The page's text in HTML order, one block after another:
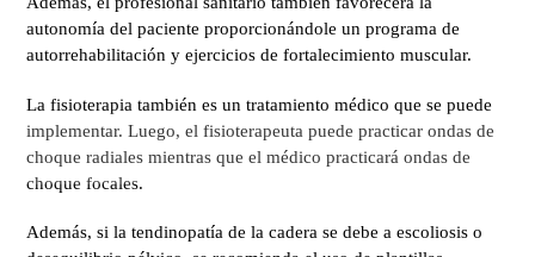
autonomía del paciente proporcionándole un programa de
autorrehabilitación y ejercicios de fortalecimiento muscular.
La fisioterapia también es un tratamiento médico que se puede
implementar. Luego, el fisioterapeuta puede practicar ondas de
choque radiales mientras que el médico practicará ondas de
choque focales.
Además, si la tendinopatía de la cadera se debe a escoliosis o